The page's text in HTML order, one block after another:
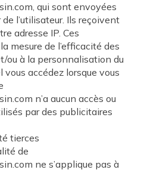
qui sont envoyées
l’utilisateur. Ils reçoivent
adresse IP. Ces
mesure de l’efficacité des
ou à la personnalisation du
accédez lorsque vous
n’a aucun accès ou
par des publicitaires
tierces
de
ne s’applique pas à